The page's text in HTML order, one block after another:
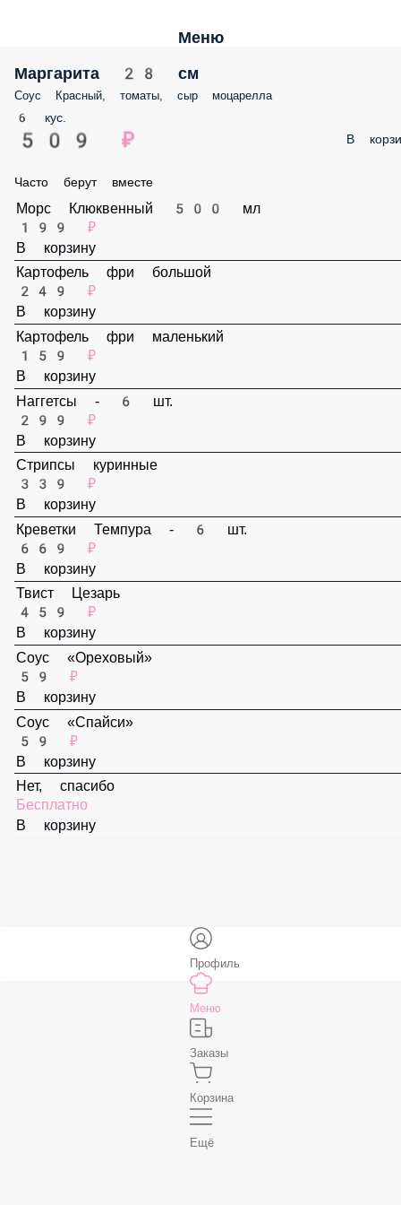
Меню
Маргарита 28 см
Соус Красный, томаты, сыр моцарелла
6 кус.
509 ₽ В
Часто берут вместе
Морс Клюквенный 500 мл
199 ₽
В корзину
249 ₽
В корзину
Картофель фри маленький
159 ₽
В корзину
Наггетсы - 6 шт.
299 ₽
В корзину
Стрипсы куринные
339 ₽
В корзину
Креветки Темпура - 6 шт.
669 ₽
В корзину
Твист Цезарь
459 ₽
В корзину
Соус «Ореховый»
59 ₽
Профиль